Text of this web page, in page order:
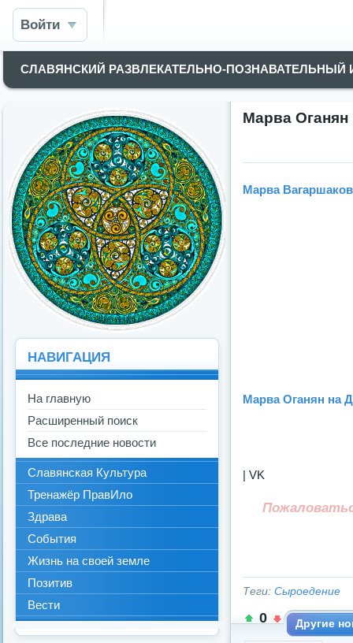
Войти
СЛАВЯНСКИЙ РАЗВЛЕКАТЕЛЬНО-
Марва
Марва
Марва Оганян на
| VK
Теги: Сыроедение
0 Другие
НАВИГАЦИЯ
На главную
Расширенный поиск
Все последние новости
Славянская Культура
Тренажёр ПравИло
Здрава
События
Жизнь на своей земле
Позитив
Вести